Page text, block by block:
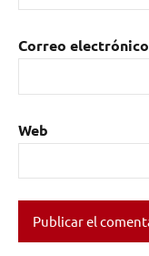
Correo electrónico
Web